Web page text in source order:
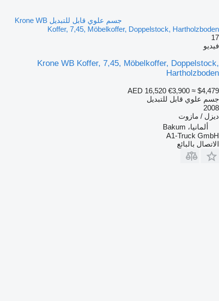
جسم علوي قابل للتبديل Krone WB
Koffer, 7,45, Möbelkoffer, Doppelstock, Hartholzboden
17
فيديو
Krone WB Koffer, 7,45, Möbelkoffer, Doppelstock,
Hartholzboden
AED 16,520 €3,900 ≈ $4,479
جسم علوي قابل للتبديل
2008
ديزل / مازوت
ألمانيا، Bakum
A1-Truck GmbH
الاتصال بالبائع